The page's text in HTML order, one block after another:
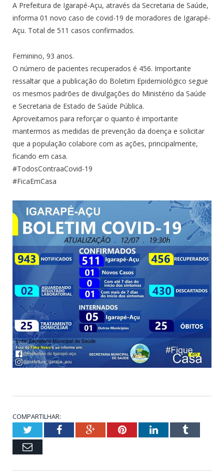
A Prefeitura de Igarapé-Açu, através da Secretaria de Saúde,
informa 01 novo caso de covid-19 de moradores de Igarapé-
Açu. Total de 511 casos confirmados.
Feminino, 93 anos.
O número de pacientes recuperados é 456. Importante
ressaltar que a publicação do Boletim Epidemiológico segue
os mesmos padrões de divulgações do Ministério da Saúde
e Secretaria de Estado de Saúde Pública.
Aproveitamos para reforçar o quanto é importante
mantermos as medidas de prevenção da doença e solicitar
que a população colabore com as ações, principalmente,
ficando em casa.
#TodosContraaCovid-19
#FicaEmCasa
COMPARTILHAR:
TwitterFacebookGoogle+PinterestLinkedInTumblr
Email